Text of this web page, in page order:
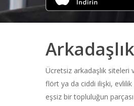
Ücretsiz arkadaşlık siteleri
flört ya da ciddi ilişki, evlilik
eşsiz bir topluluğun